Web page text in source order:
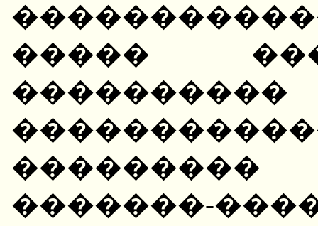
�����
�������-